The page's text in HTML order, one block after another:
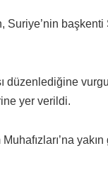
başkenti
düzenlediğine
yer verildi.